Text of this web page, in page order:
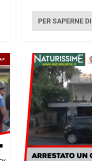
PER SAPERNE